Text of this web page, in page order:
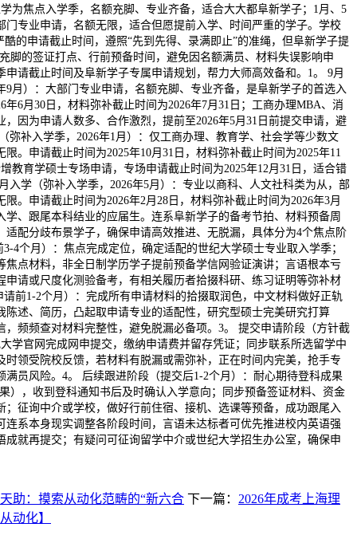
为焦点入学季，名额充脚、专业齐备，适合大大都阜新学子；1月、5
门专业申请，名额无限，适合但愿提前入学、时间严重的学子。学校
酷的申请截止时间，遵照“先到先得、录满即止”的准绳，但阜新学子提
脚的签证打点、行前预备时间，避免因名额满员、材料失误影响申
申请截止时间及阜新学子专属申请规划，帮力大师高效备和。1。 9月
9月）：大部门专业申请，名额充脚、专业齐备，是阜新学子的首选入
年6月30日，材料弥补截止时间为2026年7月31日；工商办理MBA、消
，因为申请人数多、合作激烈，提前至2026年5月31日前提交申请，避
弥补入学季，2026年1月）：仅工商办理、教育学、社会学等少数文
。申请截止时间为2025年10月31日，材料弥补截止时间为2025年11
教育学硕士专场申请，专场申请截止时间为2025年12月31日，适合错
入学（弥补入学季，2026年5月）：专业以商科、人文社科类为从，部
。申请截止时间为2026年2月28日，材料弥补截止时间为2026年3月
学、跟尾本科结业的应届生。连系阜新学子的备考节拍、材料预备周
适配分歧布景学子，确保申请高效推进、无脱漏，具体分为4个焦点阶
4个月）：焦点完成定位，确定适配的世纪大学硕士专业取入学季；
焦点材料，非全日制学历学子提前预备学信网验证演讲；言语根本亏
申请或尺度化测验备考，有相关履历者拾掇科研、练习证明等弥补材
前1-2个月）：完成所有申请材料的拾掇取润色，中文材料做好正轨
陈述、简历，凸起取申请专业的适配性，研究型硕士完美研究打算
，频频查对材料完整性，避免脱漏必备项。3。 提交申请阶段（方针截
学官网完成网申提交，缴纳申请费并留存凭证；同步联系所选留学中
时领受院校反馈，若材料有脱漏或需弥补，正在时间内完美，抢手专
满员风险。4。 后续跟进阶段（提交后1-2个月）：耐心期待登科成果
），收到登科通知书后及时确认入学意向；同步预备签证材料、资金
；征询中介或学校，做好行前住宿、接机、选课等预备，成功跟尾入
连系本身现实调整各阶段时间，言语未达标者可优先推进校内英语强
成就再提交；有疑问可征询留学中介或世纪大学招生办公室，确保申
助：摸索从动化范畴的“新六合 下一篇： 2026年成考上海理
动化】